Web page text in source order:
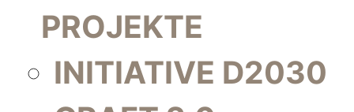
PROJEKTE
INITIATIVE D2030